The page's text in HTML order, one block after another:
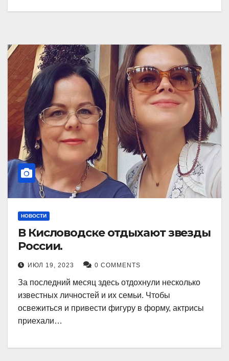
НОВОСТИ
В Кисловодске отдыхают звезды
России.
ИЮЛ 19, 2023 0 COMMENTS
За последний месяц здесь отдохнули несколько
известных личностей и их семьи. Чтобы
освежиться и привести фигуру в форму, актрисы
приехали…